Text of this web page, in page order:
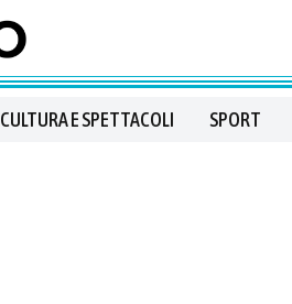
CULTURA E SPETTACOLI SPORT